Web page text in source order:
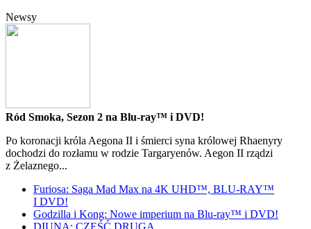
Newsy
Ród Smoka, Sezon 2 na Blu-ray™ i DVD!
Po koronacji króla Aegona II i śmierci syna królowej Rhaenyry
dochodzi do rozłamu w rodzie Targaryenów. Aegon II rządzi
z Żelaznego...
Furiosa: Saga Mad Max na 4K UHD™, BLU-RAY™
I DVD!
Godzilla i Kong: Nowe imperium na Blu-ray™ i DVD!
DIUNA: CZĘŚĆ DRUGA